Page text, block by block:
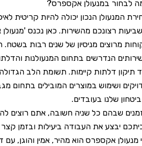
במנעולן אקספרס?
הנכון יכולה להיות קריטית לאיכות
רצונכם מהשירות. כאן נכנס 'מנעולן
מרוצים מניסיון של שנים רבות בשטח.
הנדרשים בתחום המנעולנות והדלתות,
דלתות קיימות. תשומת הלב הגדולה
ושימוש במוצרים המובילים בתחום
שלנו בעובדים.
שבהם כל שניה חשובה, אתם רוצים להיות
את העבודה ביעילות ובזמן קצר ככל
אקספרס הוא מהיר, אמין והוגן, עם דגש